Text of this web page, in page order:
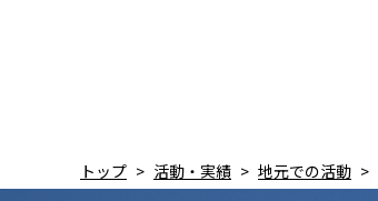
トップ 活動・実績 地元での活動